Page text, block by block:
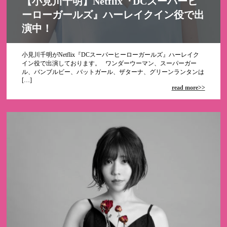
ーローガールズ』ハーレイクイン役で出
演中！
小見川千明がNetflix『DCスーパーヒーローガールズ』ハーレイク
イン役で出演しております。 ワンダーウーマン、スーパーガー
ル、バンブルビー、バットガール、ザターナ、グリーンランタンは
[…]
read more>>